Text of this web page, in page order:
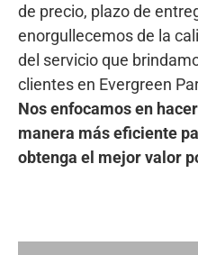
de precio, plazo de
enorgullecemos de la
del servicio que
clientes en Evergreen
Nos enfocamos en
manera más eficiente
obtenga el mejor valor